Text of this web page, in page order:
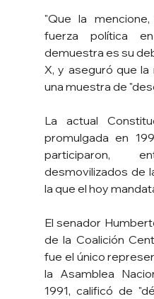
"Que la
fuerza política
demuestra es su
X, y aseguró que
una muestra de
La actual
promulgada en
participaron,
desmovilizados de
la que el hoy
El senador
de la Coalición
fue el único
la Asamblea
1991, calificó de